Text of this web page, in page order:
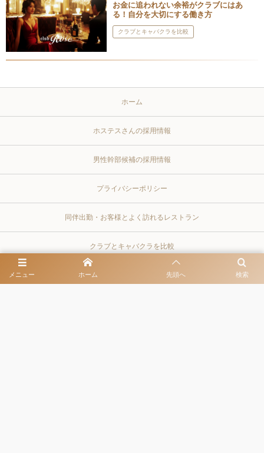
お金に追われない余裕がクラブにはあ
る！自分を大切にする働き方
クラブとキャバクラを比較
ホーム
ホステスさんの採用情報
男性幹部候補の採用情報
プライバシーポリシー
同伴出勤・お客様とよく訪れるレストラン
クラブとキャバクラを比較
メニュー 検索
ホーム 先頭へ